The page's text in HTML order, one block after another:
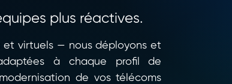
plus réactives.
et virtuels — nous déployons et
à chaque profil de
de vos télécoms